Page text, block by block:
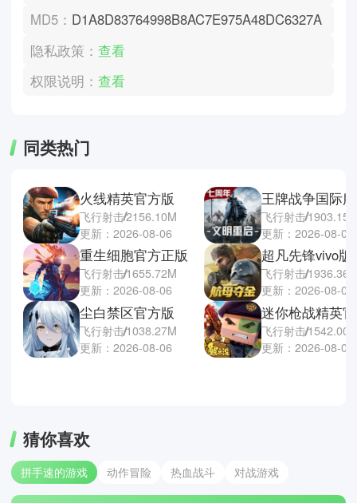
MD5： D1A8D83764998B8AC7E975A48DC6327A
隐私政策：查看
权限说明：查看
同类热门
火线精英官方版
飞行射击2156.10M
更新：2026-08-06
重生细胞官方正版
飞行射击1655.72M
更新：2026-08-06
尘白禁区官方版
飞行射击1038.27M
更新：2026-08-06
王牌战争国际服
飞行射击
更新：2026-08-05
超凡先锋vivo版
飞行射击
更新：2026-08-05
飞行射击
更新：2026-08-05
猜你喜欢
拼手速的游戏 动作冒险 热血战斗 对战游戏